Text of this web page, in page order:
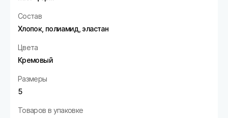
Состав
Хлопок, полиамид, эластан
Цвета
Кремовый
Размеры
5
Товаров в упаковке